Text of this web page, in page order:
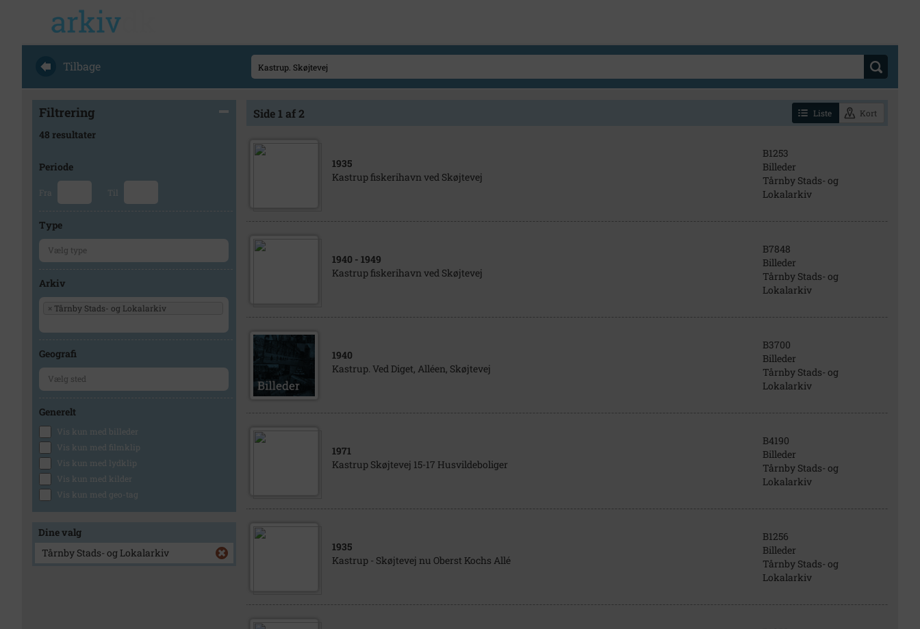
Tilbage
Filtrering
48 resultater
Periode
Fra Til
Type
Arkiv
× Tårnby Stads- og Lokalarkiv
Geografi
Generelt
Vis kun med billeder
Vis kun med filmklip
Vis kun med lydklip
Vis kun med kilder
Vis kun med geo-tag
Dine valg
Tårnby Stads- og Lokalarkiv
Side 1 af 2 Liste Kort
1935
Kastrup fiskerihavn ved Skøjtevej
B1253
Billeder
Tårnby Stads- og
Lokalarkiv
1940 - 1949
Kastrup fiskerihavn ved Skøjtevej
B7848
Billeder
Tårnby Stads- og
Lokalarkiv
1940
Kastrup. Ved Diget, Alléen, Skøjtevej
B3700
Billeder
Tårnby Stads- og
Lokalarkiv
1971
Kastrup Skøjtevej 15-17 Husvildeboliger
B4190
Billeder
Tårnby Stads- og
Lokalarkiv
1935
Kastrup - Skøjtevej nu Oberst Kochs Allé
B1256
Billeder
Tårnby Stads- og
Lokalarkiv